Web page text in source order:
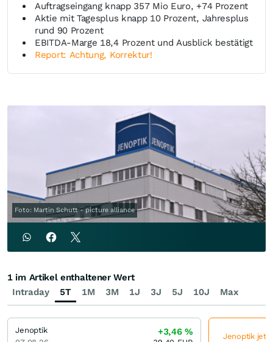
Auftragseingang knapp 357 Mio Euro, +74 Prozent
Aktie mit Tagesplus knapp 10 Prozent, Jahresplus
rund 90 Prozent
EBITDA-Marge 18,4 Prozent und Ausblick bestätigt
Report: Achtung, Korrektur!
Foto: Martin Schutt - picture alliance
Intraday 5T 1M 3M 1J 3J 5J 10J Max
1 im Artikel enthaltener Wert
Jenoptik
+3,46% Jenoptik